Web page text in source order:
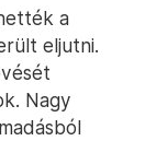
a
eljutni.
Nagy